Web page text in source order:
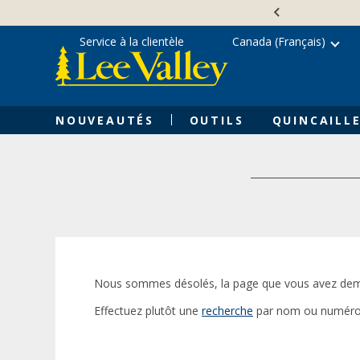
content
NOUVEAUTÉS OUTILS
Service à la clientèle Canada (Français)
Nous sommes désolés, la page que vous avez
Effectuez plutôt une recherche par nom ou